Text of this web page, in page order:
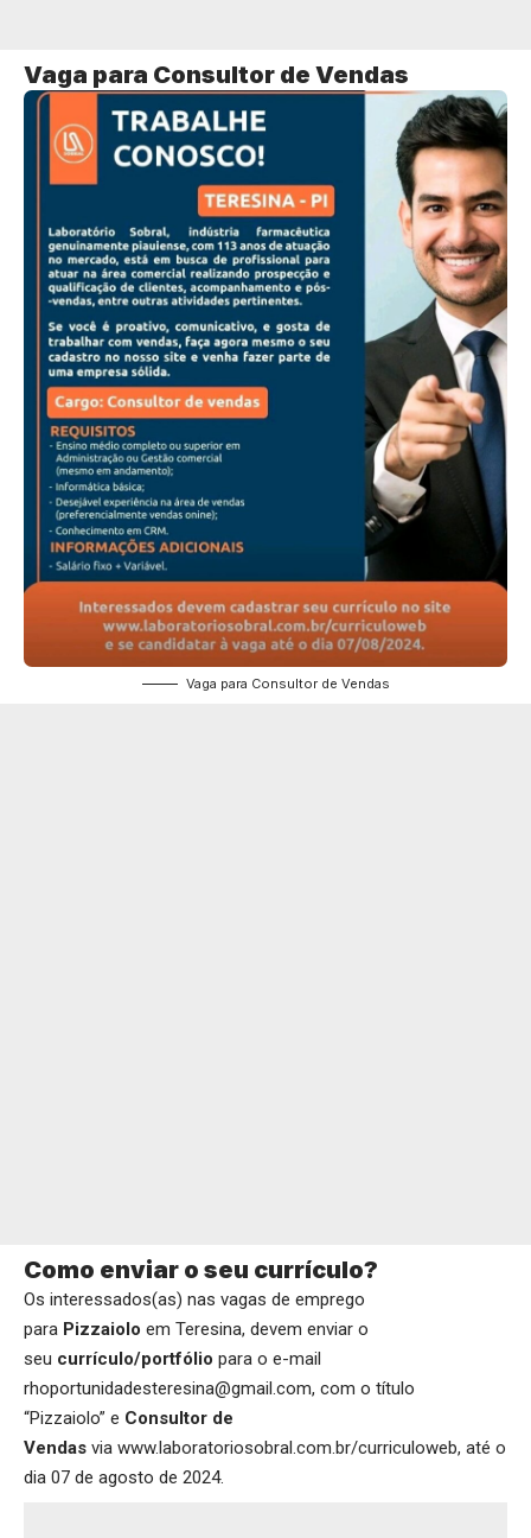
Vaga para Consultor de Vendas
Vaga para Consultor de Vendas
Como enviar o seu currículo?
Os interessados(as) nas vagas de emprego
para Pizzaiolo em Teresina, devem enviar o
seu currículo/portfólio para o e-mail
rhoportunidadesteresina@gmail.com, com o título
“Pizzaiolo” e Consultor de
Vendas via www.laboratoriosobral.com.br/curriculoweb, até o
dia 07 de agosto de 2024.